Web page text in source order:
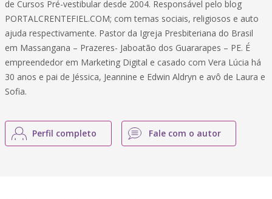
de Cursos Pré-vestibular desde 2004. Responsável pelo blog
PORTALCRENTEFIEL.COM; com temas sociais, religiosos e auto
ajuda respectivamente. Pastor da Igreja Presbiteriana do Brasil
em Massangana – Prazeres- Jaboatão dos Guararapes – PE. É
empreendedor em Marketing Digital e casado com Vera Lúcia há
30 anos e pai de Jéssica, Jeannine e Edwin Aldryn e avô de Laura e
Sofia.
Perfil completo Fale com o autor